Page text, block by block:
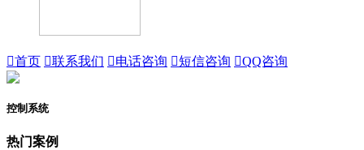
首页 联系我们 电话咨询 短信咨询 QQ咨询
控制系统
热门案例